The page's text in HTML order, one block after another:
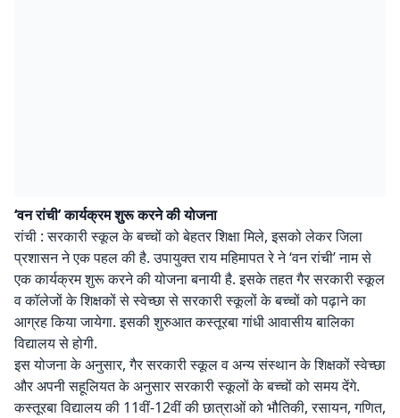
‘वन रांची’ कार्यक्रम शुरू करने की योजना
रांची : सरकारी स्कूल के बच्चों को बेहतर शिक्षा मिले, इसको लेकर जिला
प्रशासन ने एक पहल की है. उपायुक्त राय महिमापत रे ने ‘वन रांची’ नाम से
एक कार्यक्रम शुरू करने की योजना बनायी है. इसके तहत गैर सरकारी स्कूल
व कॉलेजों के शिक्षकों से स्वेच्छा से सरकारी स्कूलों के बच्चों को पढ़ाने का
आग्रह किया जायेगा. इसकी शुरुआत कस्तूरबा गांधी आवासीय बालिका
विद्यालय से होगी.
इस योजना के अनुसार, गैर सरकारी स्कूल व अन्य संस्थान के शिक्षकों स्वेच्छा
और अपनी सहूलियत के अनुसार सरकारी स्कूलों के बच्चों को समय देंगे.
कस्तूरबा विद्यालय की 11वीं-12वीं की छात्राओं को भौतिकी, रसायन, गणित,